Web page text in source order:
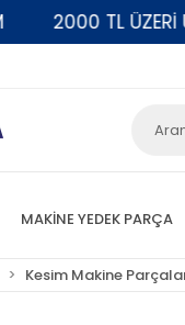
2000 TL ÜZERİ
MAKİNE YEDEK PARÇA
Kesim Makine